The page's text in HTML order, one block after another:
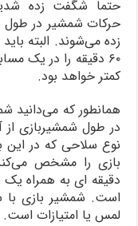
حتما شگفت زده
حرکات شمشیر در
زده می‌شوند. البته
۶۰ دقیقه را در یک
کمتر خواهد بود.
همانطور که می‌دانید
در طول شمشیربازی از
نوع سلاحی که در این
بازی را مشخص
دقیقه ای به همراه
است. شمشیر بازی با
لمس یا امتیازات است.